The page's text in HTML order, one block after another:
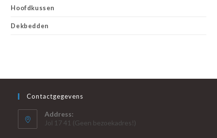
Hoofdkussen
Dekbedden
Contactgegevens
Address:
Jol 17 41 (Geen bezoekadres!)